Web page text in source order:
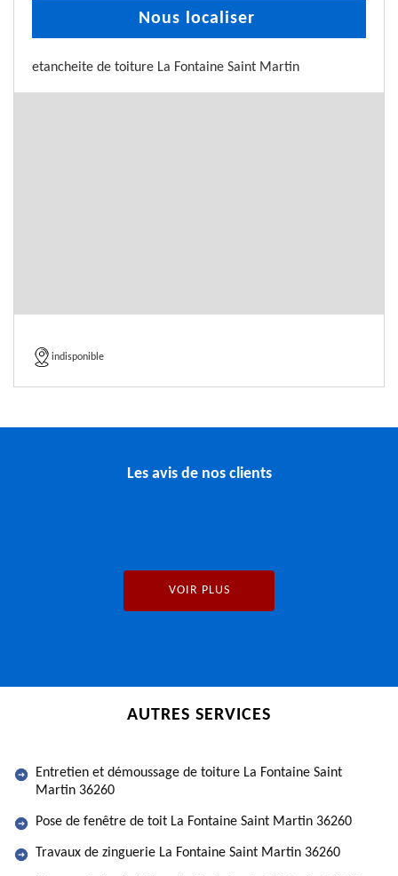
Nous localiser
etancheite de toiture La Fontaine Saint Martin
indisponible
Les avis de nos clients
VOIR PLUS
AUTRES SERVICES
Entretien et démoussage de toiture La Fontaine Saint
Martin 36260
Pose de fenêtre de toit La Fontaine Saint Martin 36260
Travaux de zinguerie La Fontaine Saint Martin 36260